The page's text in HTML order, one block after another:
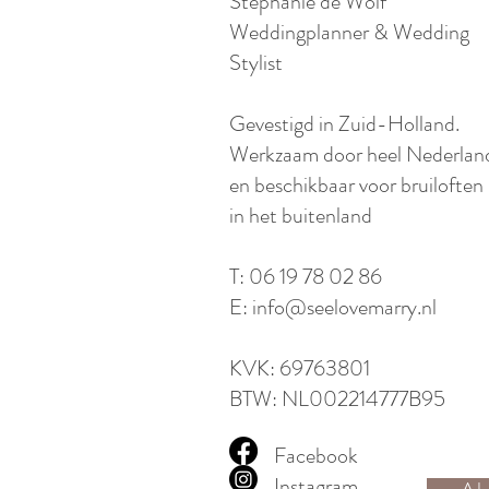
Weddingplanner & Wedding
Stylist
​Gevestigd in Zuid-Holland.
Werkzaam door heel
en beschikbaar voor bruiloften
in het buitenland​
T: 06 19 78 02 86
E: info@seelovemarry.nl
KVK: 69763801
BTW: NL002214777B95​​​
Facebook